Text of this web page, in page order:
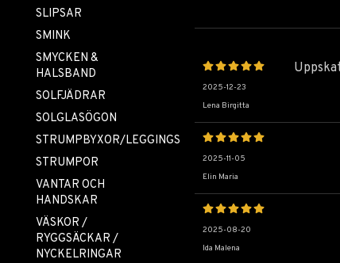
SLIPSAR
SMINK
SMYCKEN &
HALSBAND
SOLFJÄDRAR
SOLGLASÖGON
STRUMPBYXOR/LEGGINGS
STRUMPOR
VANTAR OCH
HANDSKAR
VÄSKOR /
RYGGSÄCKAR /
NYCKELRINGAR
2025-12-23
Lena Birgitta
2025-11-05
Elin Maria
2025-08-20
Ida Malena